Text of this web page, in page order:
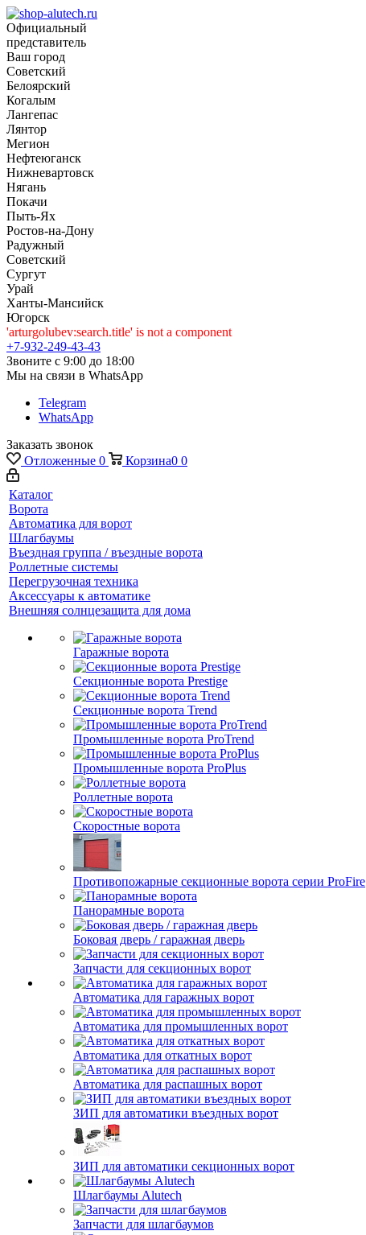
Официальный
представитель
Ваш город
Советский
Белоярский
Когалым
Лангепас
Лянтор
Мегион
Нефтеюганск
Нижневартовск
Нягань
Покачи
Пыть-Ях
Рoстов-на-Дону
Радужный
Советский
Сургут
Урай
Ханты-Мансийск
Югорск
'arturgolubev:search.title' is not a component
+7-932-249-43-43
Звоните с 9:00 до 18:00
Мы на связи в WhatsApp
Telegram
WhatsApp
Заказать звонок
Отложенные 0 Корзина0 0
Каталог
Ворота
Автоматика для ворот
Шлагбаумы
Въездная группа / въездные ворота
Роллетные системы
Перегрузочная техника
Аксессуары к автоматике
Внешняя солнцезащита для дома
Гаражные ворота
Секционные ворота Prestige
Секционные ворота Trend
Промышленные ворота ProTrend
Промышленные ворота ProPlus
Роллетные ворота
Скоростные ворота
Противопожарные секционные ворота серии ProFire
Панорамные ворота
Боковая дверь / гаражная дверь
Запчасти для секционных ворот
Автоматика для гаражных ворот
Автоматика для промышленных ворот
Автоматика для откатных ворот
Автоматика для распашных ворот
ЗИП для автоматики въездных ворот
ЗИП для автоматики секционных ворот
Шлагбаумы Alutech
Запчасти для шлагбаумов